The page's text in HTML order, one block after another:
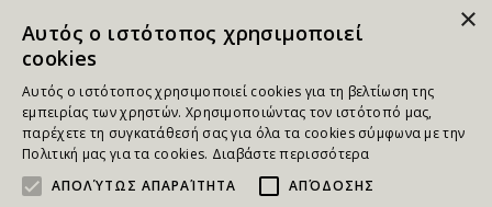
×
Αυτός ο ιστότοπος χρησιμοποιεί
cookies
Αυτός ο ιστότοπος χρησιμοποιεί cookies για τη βελτίωση της
εμπειρίας των χρηστών. Χρησιμοποιώντας τον ιστότοπό μας,
παρέχετε τη συγκατάθεσή σας για όλα τα cookies σύμφωνα με την
Πολιτική μας για τα cookies. Διαβάστε περισσότερα
ΑΠΟΛΎΤΩΣ ΑΠΑΡΑΊΤΗΤΑ
ΑΠΌΔΟΣΗΣ